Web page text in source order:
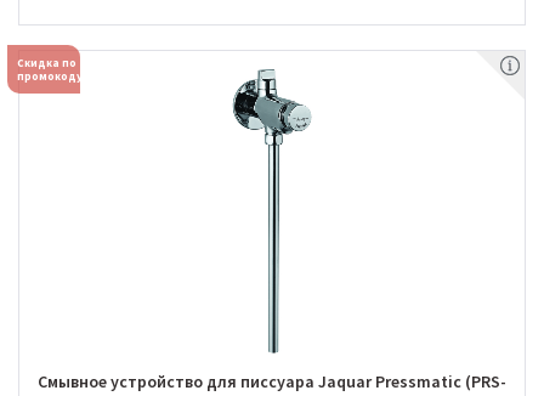
Скидка по
промокоду
Смывное устройство для писсуара Jaquar Pressmatic (PRS-